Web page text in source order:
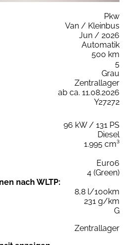
Pkw
Van / Kleinbus
Jun / 2026
Automatik
500 km
5
Grau
Zentrallager
ab ca. 11.08.2026
Y27272
96 kW / 131 PS
Diesel
1.995 cm³
Euro6
4 (Green)
nach WLTP:
8,8 l/100km
231 g/km
G
Zentrallager